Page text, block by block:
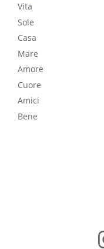
Vita
Sole
Casa
Mare
Amore
Cuore
Amici
Bene